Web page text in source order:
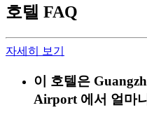
호텔 FAQ
자세히 보기
이 호텔은
Airport 에서 얼마